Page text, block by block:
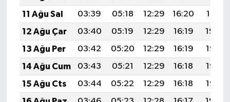
11 Ağu Sal
03:39 05:18 12:29 16:20
19:31
12 Ağu Çar
03:40 05:19 12:29 16:19
19:30
13 Ağu Per
03:42 05:20 12:29 16:19
19:28
14 Ağu Cum
03:43 05:21 12:29 16:18
19:27
15 Ağu Cts
03:44 05:22 12:29 16:18
19:26